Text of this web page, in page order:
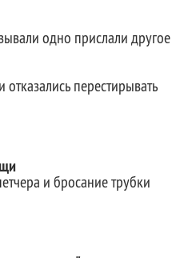
одно прислали другое
перестирывать
и бросание трубки